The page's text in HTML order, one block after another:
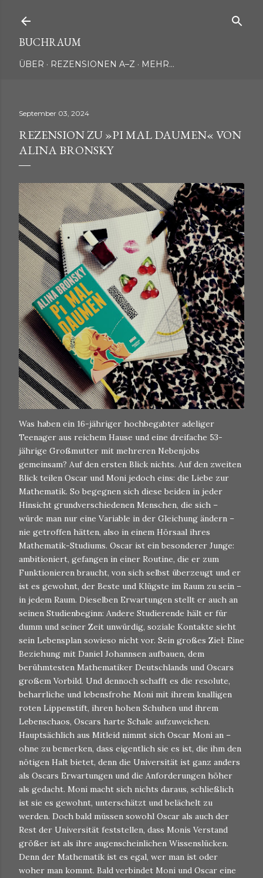
BUCHRAUM
ÜBER REZENSIONEN A–Z MEHR…
September 03, 2024
REZENSION ZU »PI MAL DAUMEN« VON
ALINA BRONSKY
Was haben ein 16-jähriger hochbegabter adeliger
Teenager aus reichem Hause und eine dreifache 53-
jährige Großmutter mit mehreren Nebenjobs
gemeinsam? Auf den ersten Blick nichts. Auf den zweiten
Blick teilen Oscar und Moni jedoch eins: die Liebe zur
Mathematik. So begegnen sich diese beiden in jeder
Hinsicht grundverschiedenen Menschen, die sich –
würde man nur eine Variable in der Gleichung ändern –
nie getroffen hätten, also in einem Hörsaal ihres
Mathematik-Studiums. Oscar ist ein besonderer Junge:
ambitioniert, gefangen in einer Routine, die er zum
Funktionieren braucht, von sich selbst überzeugt und er
ist es gewohnt, der Beste und Klügste im Raum zu sein –
in jedem Raum. Dieselben Erwartungen stellt er auch an
seinen Studienbeginn: Andere Studierende hält er für
dumm und seiner Zeit unwürdig, soziale Kontakte sieht
sein Lebensplan sowieso nicht vor. Sein großes Ziel: Eine
Beziehung mit Daniel Johannsen aufbauen, dem
berühmtesten Mathematiker Deutschlands und Oscars
großem Vorbild. Und dennoch schafft es die resolute,
beharrliche und lebensfrohe Moni mit ihrem knalligen
roten Lippenstift, ihren hohen Schuhen und ihrem
Lebenschaos, Oscars harte Schale aufzuweichen.
Hauptsächlich aus Mitleid nimmt sich Oscar Moni an –
ohne zu bemerken, dass eigentlich sie es ist, die ihm den
nötigen Halt bietet, denn die Universität ist ganz anders
als Oscars Erwartungen und die Anforderungen höher
als gedacht. Moni macht sich nichts daraus, schließlich
ist sie es gewohnt, unterschätzt und belächelt zu
werden. Doch bald müssen sowohl Oscar als auch der
Rest der Universität feststellen, dass Monis Verstand
größer ist als ihre augenscheinlichen Wissenslücken.
Denn der Mathematik ist es egal, wer man ist oder
woher man kommt. Bald verbindet Moni und Oscar eine